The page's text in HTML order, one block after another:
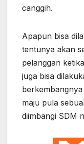
canggih.
Apapun bisa
tentunya akan
pelanggan
juga bisa
maju pula
diimbangi SDM